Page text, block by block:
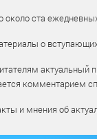
ста
о
комментарием
и мнения об